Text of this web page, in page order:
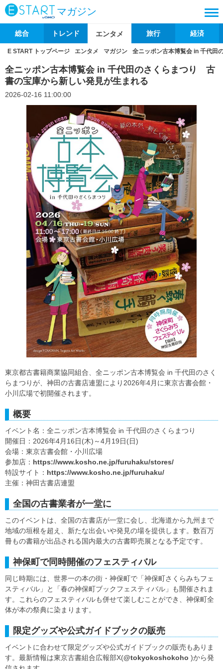
マガジン
総合 トレンド エンタメ 旅行 経済
E START トップページ エンタメ マガジン 全ニッポン古本博覧会 in 千代田
全ニッポン古本博覧会 in 千代田のさくらまつり 古
書の宝庫から新しい発見が生まれる
2026-02-16 11:00:00
東京都古書籍商業協同組合、全ニッポン古本博覧会 in 千代田のさく
らまつりが、神田の古書店連盟により2026年4月に東京古書会館・
小川広場で初開催されます。
概要
イベント名：全ニッポン古本博覧会 in 千代田のさくらまつり
開催日：2026年4月16日(木)～4月19日(日)
会場：東京古書会館・小川広場
参加店： https://www.kosho.ne.jp/furuhaku/stores/
特設サイト： https://www.kosho.ne.jp/furuhaku/
主催：神田古書店連盟
全国の古書業者が一堂に
このイベントは、全国の古書店が一堂に会し、北海道から九州まで
地域の垣根を超え、新たな出会いや発見の場を提供します。数百万
冊もの書籍が出品される国内最大の古書即売展となる予定です。
神保町で同時開催のフェスティバル
同じ時期には、世界一の本の街・神保町で「神保町さくらみちフェ
スティバル」と「春の神保町ブックフェスティバル」も開催されま
す。これらのフェスティバルも併せて楽しむことができ、神保町全
体が本の祭典に染まります。
限定グッズや公式ガイドブックの販売
イベントに合わせて限定グッズや公式ガイドブックの販売もありま
す。最新情報は東京古書組合広報部X(@tokyokoshokoho )から発